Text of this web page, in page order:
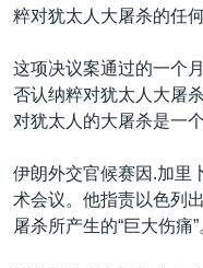
航
跳
印太
中东
欧洲
美洲
全球议题
经济·金融·贸易
人权·法律·宗教
科教·文娱·体健
劳工
环境
美中关系
热点专题
白宫要闻
美中关系
美国建国250周年
VOA视频
中文广播
粹对犹太人大屠杀的任何
这项决议案通过的一个
否认纳粹对犹太人大屠
对犹太人的大屠杀是一个
伊朗外交官候赛因.加里
术会议。他指责以色列
屠杀所产生的“巨大伤痛”